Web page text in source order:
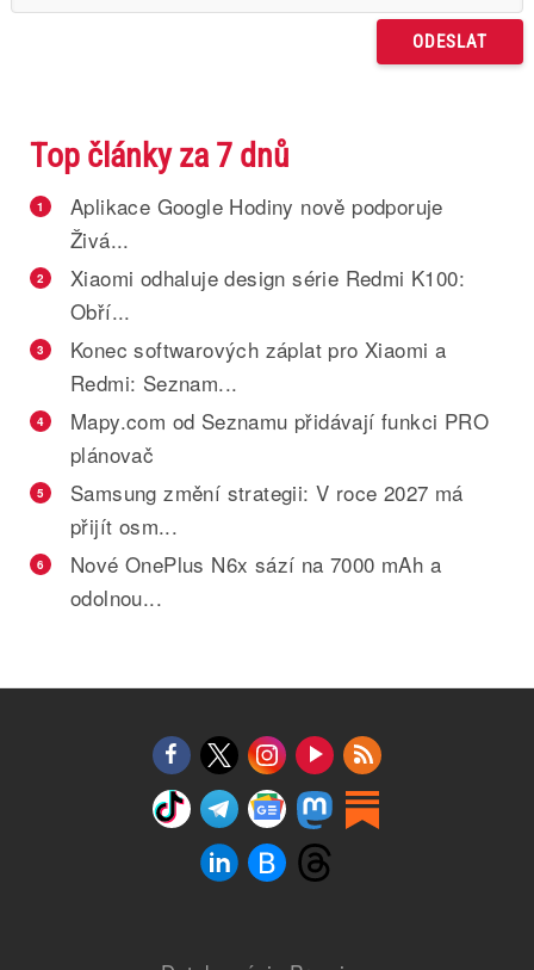
Top články za 7 dnů
1
Aplikace Google Hodiny nově podporuje
Živá...
2
Xiaomi odhaluje design série Redmi K100:
Obří...
3
Konec softwarových záplat pro Xiaomi a
Redmi: Seznam...
4
Mapy.com od Seznamu přidávají funkci PRO
plánovač
5
Samsung změní strategii: V roce 2027 má
přijít osm...
6
Nové OnePlus N6x sází na 7000 mAh a
odolnou...